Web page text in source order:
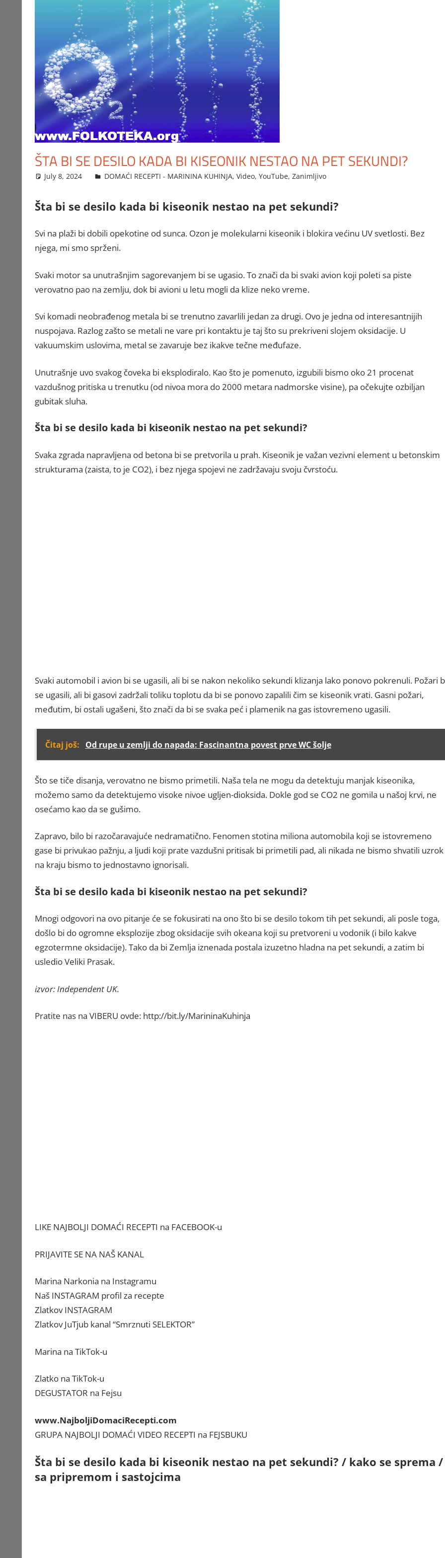
ŠTA BI SE DESILO KADA BI KISEONIK NESTAO NA PET SEKUNDI?
July 8, 2024 FTorgAdmin
DOMAĆI RECEPTI - MARININA KUHINJA, Video, YouTube, Zanimljivo
Šta bi se desilo kada bi kiseonik nestao na pet sekundi?
Svi na plaži bi dobili opekotine od sunca. Ozon je molekularni kiseonik i blokira većinu UV svetlosti. Bez
njega, mi smo sprženi.
Svaki motor sa unutrašnjim sagorevanjem bi se ugasio. To znači da bi svaki avion koji poleti sa piste
verovatno pao na zemlju, dok bi avioni u letu mogli da klize neko vreme.
Svi komadi neobrađenog metala bi se trenutno zavarlili jedan za drugi. Ovo je jedna od interesantnijih
nuspojava. Razlog zašto se metali ne vare pri kontaktu je taj što su prekriveni slojem oksidacije. U
vakuumskim uslovima, metal se zavaruje bez ikakve tečne međufaze.
Unutrašnje uvo svakog čoveka bi eksplodiralo. Kao što je pomenuto, izgubili bismo oko 21 procenat
vazdušnog pritiska u trenutku (od nivoa mora do 2000 metara nadmorske visine), pa očekujte ozbiljan
gubitak sluha.
Šta bi se desilo kada bi kiseonik nestao na pet sekundi?
Svaka zgrada napravljena od betona bi se pretvorila u prah. Kiseonik je važan vezivni element u betonskim
strukturama (zaista, to je CO2), i bez njega spojevi ne zadržavaju svoju čvrstoću.
Svaki automobil i avion bi se ugasili, ali bi se nakon nekoliko sekundi klizanja lako ponovo pokrenuli. Požari
se ugasili, ali bi gasovi zadržali toliku toplotu da bi se ponovo zapalili čim se kiseonik vrati. Gasni požari,
međutim, bi ostali ugašeni, što znači da bi se svaka peć i plamenik na gas istovremeno ugasili.
Čitaj još: Od rupe u zemlji do napada: Fascinantna povest prve WC šolje
Što se tiče disanja, verovatno ne bismo primetili. Naša tela ne mogu da detektuju manjak kiseonika,
možemo samo da detektujemo visoke nivoe ugljen-dioksida. Dokle god se CO2 ne gomila u našoj krvi, ne
osećamo kao da se gušimo.
Zapravo, bilo bi razočaravajuće nedramatično. Fenomen stotina miliona automobila koji se istovremeno
gase bi privukao pažnju, a ljudi koji prate vazdušni pritisak bi primetili pad, ali nikada ne bismo shvatili uzrok
na kraju bismo to jednostavno ignorisali.
Šta bi se desilo kada bi kiseonik nestao na pet sekundi?
Mnogi odgovori na ovo pitanje će se fokusirati na ono što bi se desilo tokom tih pet sekundi, ali posle toga,
došlo bi do ogromne eksplozije zbog oksidacije svih okeana koji su pretvoreni u vodonik (i bilo kakve
egzotermne oksidacije). Tako da bi Zemlja iznenada postala izuzetno hladna na pet sekundi, a zatim bi
usledio Veliki Prasak.
izvor: Independent UK.
Pratite nas na VIBERU ovde: http://bit.ly/MarininaKuhinja
LIKE NAJBOLJI DOMAĆI RECEPTI na FACEBOOK-u
PRIJAVITE SE NA NAŠ KANAL
Marina Narkonia na Instagramu
Naš INSTAGRAM profil za recepte
ZlatkovINSTAGRAM
Zlatkov JuTjub kanal “Smrznuti SELEKTOR”
Marina na TikTok-u
Zlatkona TikTok-u
DEGUSTATOR na Fejsu
www.NajboljiDomaciRecepti.com
GRUPA NAJBOLJI DOMAĆI VIDEO RECEPTI na FEJSBUKU
Šta bi se desilo kada bi kiseonik nestao na pet sekundi? / kako se sprema /
sa pripremom i sastojcima